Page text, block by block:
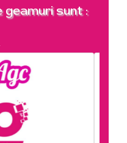
geamuri sunt :